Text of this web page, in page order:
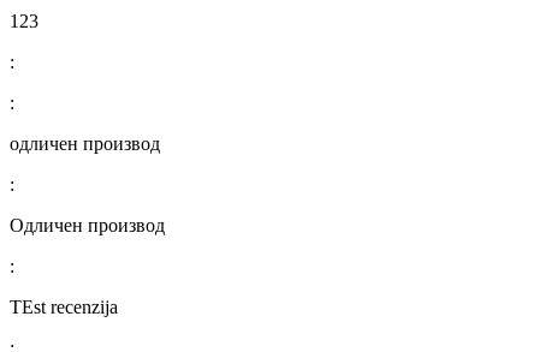
123
:
:
одличен производ
:
Одличен производ
:
TEst recenzija